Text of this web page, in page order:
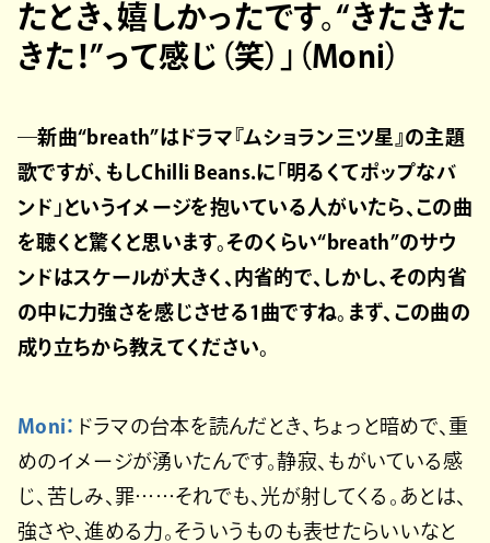
たとき、嬉しかったです。“きたきた
きた！”って感じ（笑）」（Moni）
―新曲“breath”はドラマ『ムショラン三ツ星』の主題
歌ですが、もしChilli Beans.に「明るくてポップなバ
ンド」というイメージを抱いている人がいたら、この曲
を聴くと驚くと思います。そのくらい“breath”のサウ
ンドはスケールが大きく、内省的で、しかし、その内省
の中に力強さを感じさせる1曲ですね。まず、この曲の
成り立ちから教えてください。
Moni： ドラマの台本を読んだとき、ちょっと暗めで、重
めのイメージが湧いたんです。静寂、もがいている感
じ、苦しみ、罪……それでも、光が射してくる。あとは、
強さや、進める力。そういうものも表せたらいいなと